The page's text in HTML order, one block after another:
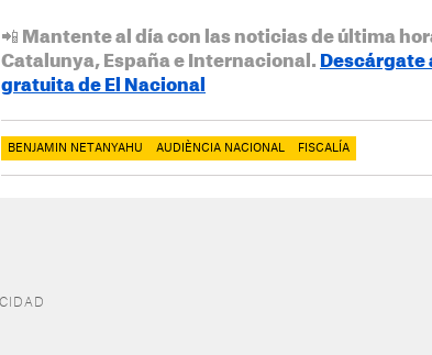
📲 Mantente al día con las noticias de última
Catalunya, España e Internacional. Descárgate
gratuita de El Nacional
BENJAMIN NETANYAHU AUDIÈNCIA NACIONAL FISCALÍA